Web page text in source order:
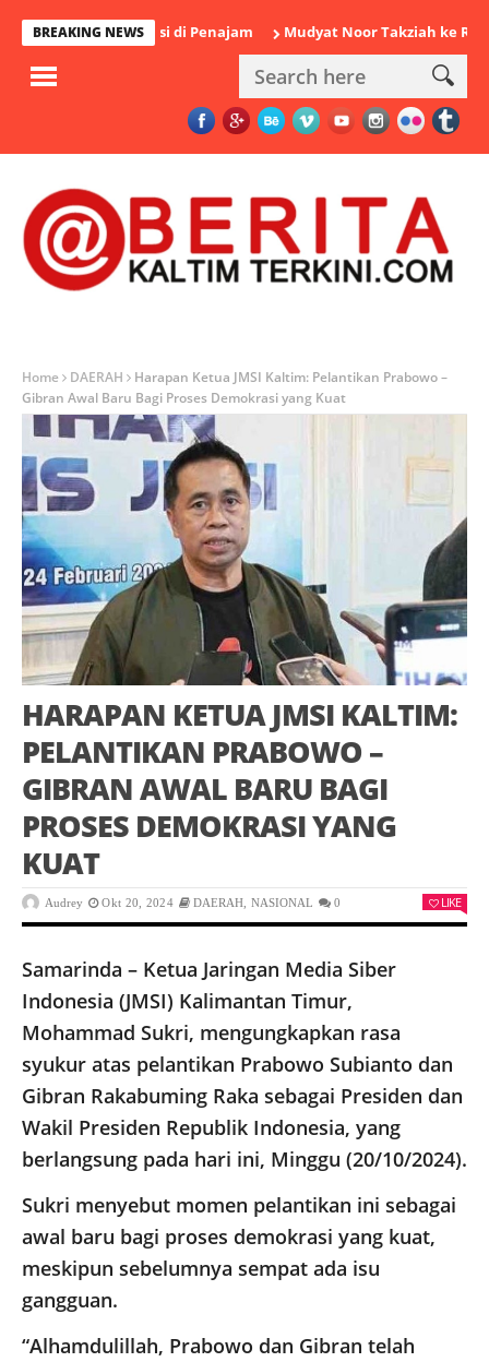
BREAKING NEWS
Polisi di Penajam Mudyat Noor Takziah ke Rumah
Home DAERAH
Harapan Ketua JMSI Kaltim: Pelantikan Prabowo –
Gibran Awal Baru Bagi Proses Demokrasi yang Kuat
HARAPAN KETUA JMSI KALTIM:
PELANTIKAN PRABOWO –
GIBRAN AWAL BARU BAGI
PROSES DEMOKRASI YANG
KUAT
Audrey Okt 20, 2024 DAERAH NASIONAL 0 LIKE
Samarinda – Ketua Jaringan Media Siber
Indonesia (JMSI) Kalimantan Timur,
Mohammad Sukri, mengungkapkan rasa
syukur atas pelantikan Prabowo Subianto dan
Gibran Rakabuming Raka sebagai Presiden dan
Wakil Presiden Republik Indonesia, yang
berlangsung pada hari ini, Minggu (20/10/2024).
Sukri menyebut momen pelantikan ini sebagai
awal baru bagi proses demokrasi yang kuat,
meskipun sebelumnya sempat ada isu
gangguan.
“Alhamdulillah, Prabowo dan Gibran telah